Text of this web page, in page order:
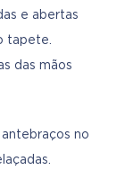
e abertas
tapete.
das mãos
no